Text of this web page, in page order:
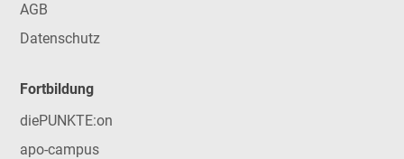
AGB
Datenschutz
Fortbildung
diePUNKTE:on
apo-campus